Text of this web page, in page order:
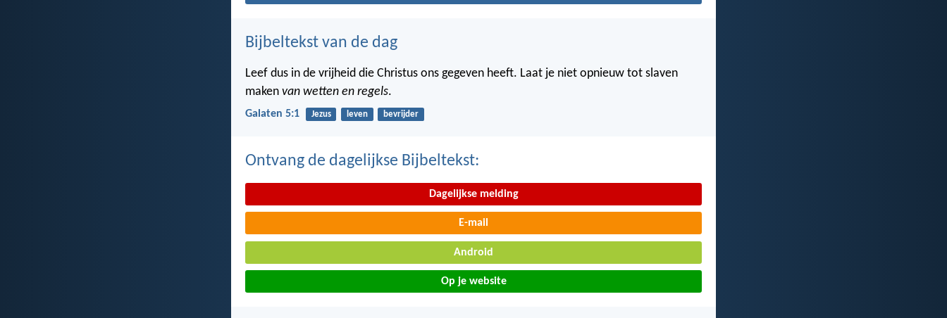
Bijbeltekst van de dag
Leef dus in de vrijheid die Christus ons gegeven heeft. Laat je niet opnieuw tot slaven
maken van wetten en regels.
Galaten 5:1 Jezus leven bevrijder
Ontvang de dagelijkse Bijbeltekst:
Dagelijkse melding
E-mail
Android
Op je website